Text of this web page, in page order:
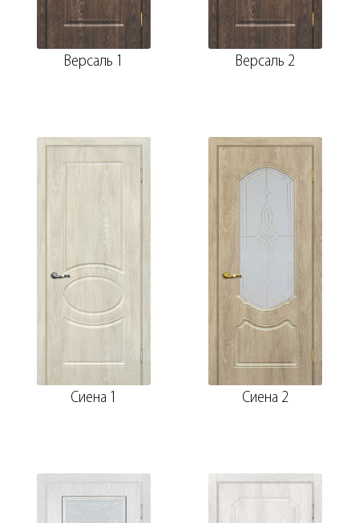
Версаль 1 Версаль 2
Сиена 1 Сиена 2